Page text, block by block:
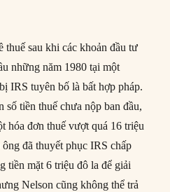
sau khi các khoản đầu tư
những năm 1980 tại một
IRS tuyên bố là bất hợp pháp.
số tiền thuế chưa nộp ban đầu,
hóa đơn thuế vượt quá 16 triệu
đã thuyết phục IRS chấp
tiền mặt 6 triệu đô la để giải
Nelson cũng không thể trả